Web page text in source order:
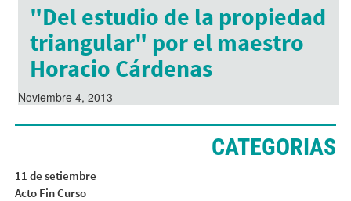
"Del estudio de la propiedad
triangular" por el maestro
Horacio Cárdenas
Noviembre 4, 2013
CATEGORIAS
11 de setiembre
Acto Fin Curso